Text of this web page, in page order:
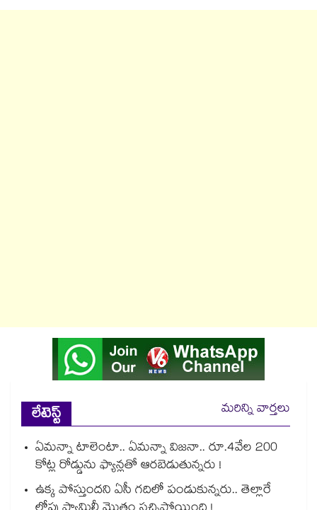
లేటెస్ట్
మరిన్ని వార్తలు
ఏమన్నా టాలెంటా.. ఏమన్నా విజనా.. రూ.4వేల 200
కోట్ల రోడ్డును ఫ్యాన్లతో ఆరబెడుతున్నరు !
ఉక్క పోస్తుందని ఏసీ గదిలో పండుకున్నరు.. తెల్లారే